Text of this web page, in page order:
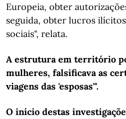
Europeia, obter
seguida, obter lucros
sociais", relata.
A estrutura em território
mulheres, falsificava as
viagens das 'esposas'".
O início destas